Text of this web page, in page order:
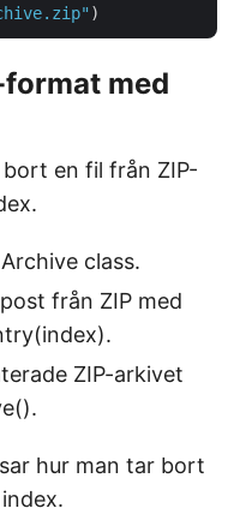
med
en fil från ZIP-
class.
från ZIP med
ZIP-arkivet
hur man tar bort